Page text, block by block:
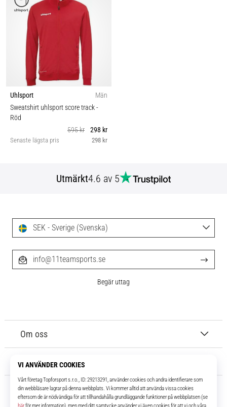
Uhlsport
Män
Sweatshirt uhlsport score track-
Röd
595 kr
298 kr
Senaste lägsta pris 298 kr
Utmärkt4.6 av 5
Om oss
Kundtjänst
SEK - Sverige (Svenska)
info@11teamsports.se
Begär uttag